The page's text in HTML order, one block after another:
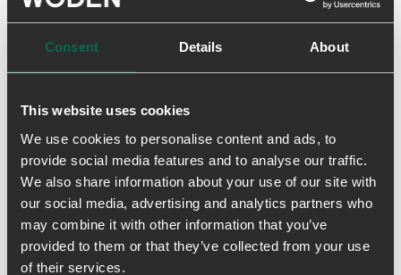
Consent Details About
This website uses cookies
We use cookies to personalise content and ads, to
provide social media features and to analyse our traffic.
We also share information about your use of our site with
our social media, advertising and analytics partners who
may combine it with other information that you’ve
provided to them or that they’ve collected from your use
of their services.
Fiskelæder
med ASC-certificering fra Islands fiskeriindustri, som
både er holdbart, innovativt og fremstilles med en
WODEN er medlem af Leather Working Group.
Gennem sit medlemskab af Leather Working Group
forpligter WODEN sig til at støtte organisationens
arbejde med at fastsætte globalt anerkendte
miljøstandarder for læderproduktion. Vi køber alt
vores læder fra læderproducenter, der er certificeret
efter LWG-standarden med guldrating.